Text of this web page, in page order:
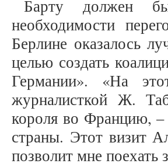
Барту должен
необходимости
Берлине оказалось
целью создать
Германии». «На
журналисткой Ж.
короля во Францию, –
страны. Этот визит
позволит мне поехать